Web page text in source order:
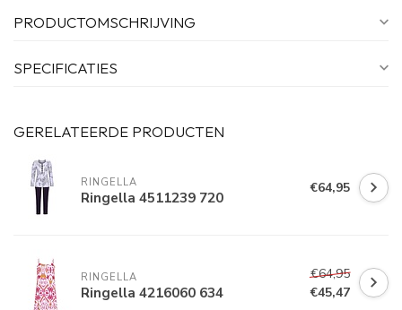
PRODUCTOMSCHRIJVING
SPECIFICATIES
GERELATEERDE PRODUCTEN
RINGELLA
Ringella 4511239 720 €64,95
RINGELLA
Ringella 4216060 634
€64,95
€45,47